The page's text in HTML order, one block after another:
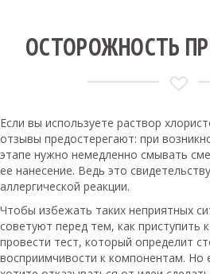
ОСТОРОЖНОСТЬ
Если вы используете раствор
отзывы предостерегают: при
этапе нужно немедленно смывать
ее нанесение. Ведь это
аллергической реакции.
Чтобы избежать таких неприятных
советуют перед тем, как приступить
провести тест, который определит
восприимчивости к компонентам. Но